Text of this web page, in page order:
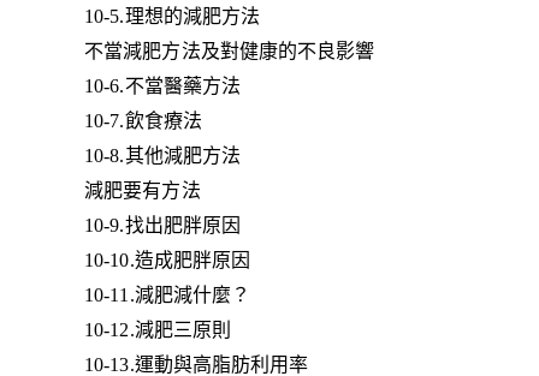
10-5.理想的減肥方法
不當減肥方法及對健康的不良影響
10-6.不當醫藥方法
10-7.飲食療法
10-8.其他減肥方法
減肥要有方法
10-9.找出肥胖原因
10-10.造成肥胖原因
10-11.減肥減什麼？
10-12.減肥三原則
10-13.運動與高脂肪利用率